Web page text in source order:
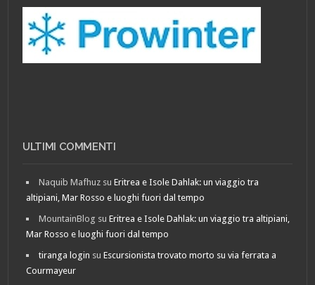
ULTIMI COMMENTI
Naquib Mafhuz suEritrea e Isole Dahlak: un viaggio tra
altipiani, Mar Rosso e luoghi fuori dal tempo
MountainBlog suEritrea e Isole Dahlak: un viaggio tra altipiani,
Mar Rosso e luoghi fuori dal tempo
tiranga login suEscursionista trovato morto su via ferrata a
Courmayeur